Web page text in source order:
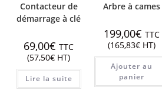
Contacteur de
démarrage à clé
69,00€ TTC
(57,50€ HT)
Lire la suite
Arbre à cames
199,00€ TTC
(165,83€ HT)
Ajouter au
panier